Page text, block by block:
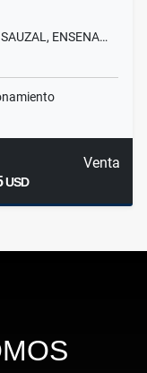
ENSENA…
Venta
USD